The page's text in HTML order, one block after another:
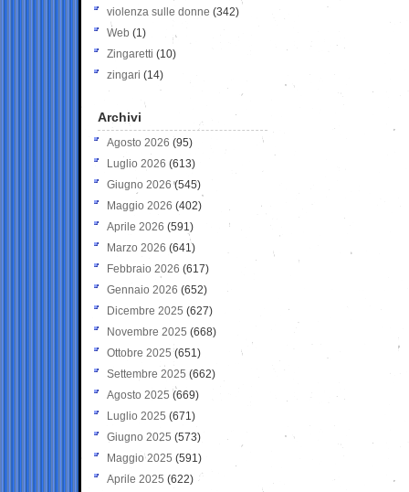
violenza sulle donne (342)
Web (1)
Zingaretti (10)
zingari (14)
Archivi
Agosto 2026 (95)
Luglio 2026 (613)
Giugno 2026 (545)
Maggio 2026 (402)
Aprile 2026 (591)
Marzo 2026 (641)
Febbraio 2026 (617)
Gennaio 2026 (652)
Dicembre 2025 (627)
Novembre 2025 (668)
Ottobre 2025 (651)
Settembre 2025 (662)
Agosto 2025 (669)
Luglio 2025 (671)
Giugno 2025 (573)
Maggio 2025 (591)
Aprile 2025 (622)